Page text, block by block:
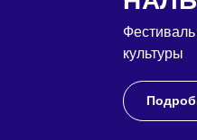
культуры